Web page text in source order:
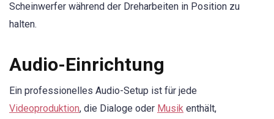
Scheinwerfer während der Dreharbeiten in Position zu
halten.
Audio-Einrichtung
Ein professionelles Audio-Setup ist für jede
Videoproduktion, die Dialoge oder Musik enthält,